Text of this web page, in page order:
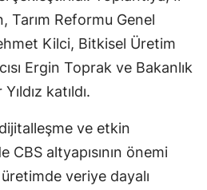
Erzincan
Erzurum
Eskişehir
Gümüşhane
Tarım Reformu Genel
Kilci, Bitkisel Üretim
Ergin Toprak ve Bakanlık
katıldı.
ve etkin
CBS altyapısının önemi
veriye dayalı